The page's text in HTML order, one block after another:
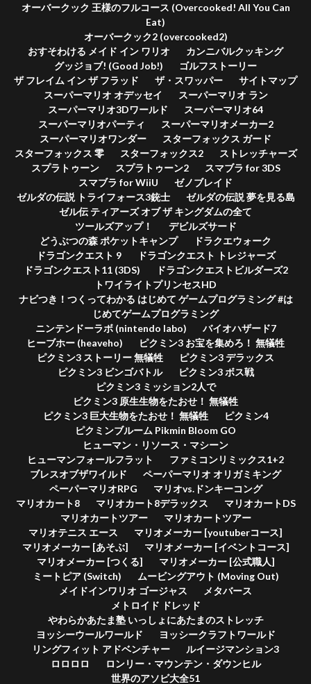
オーバークック 王様のフルコース (Overcooked! All You Can
Eat)
オーバークック2 (overcooked2)
おすそわける メイド イン ワリオ
カンニバルクッキング
グッジョブ! (Good Job!)
ゴルフストーリー
ザ フレイム イン ザ フラッド
ザ・スワッパー
サイトマップ
スーパーマリオ オデッセイ
スーパーマリオ ラン
スーパーマリオ3Dワールド
スーパーマリオ64
スーパーマリオパーティ
スーパーマリオメーカー2
スーパーマリオワンダー
スターフォックス ガード
スターフォックス 零
スターフォックス2
ストレッチャーズ
スプラトゥーン
スプラトゥーン2
スマブラ for 3DS
スマブラ for WiiU
ゼノブレイド
ゼルダの伝説 トライフォース3銃士
ゼルダの伝説 夢を見る島
ゼル伝 ティアーズ オブ ザ キングダムの全て
ツールズアップ！
デビルズサード
どうぶつの森 ポケットキャンプ
ドラクエウォーク
ドラゴンクエスト 9
ドラゴンクエスト トレジャーズ
ドラゴンクエスト11 (3DS)
ドラゴンクエストビルダーズ2
トワイライトプリンセスHD
ナビつき！つくってわかる はじめて ゲームプログラミング #は
じめてゲームプログラミング
ニンテンドーラボ (nintendo labo)
バイオハザード7
ヒーブホー (heaveho)
ピクミン3 お宝を集めろ！ 無犠牲
ピクミン3 ストーリー 無犠牲
ピクミン3 デラックス
ピクミン3 ビンゴバトル
ピクミン3 ボス戦
ピクミン3 ミッション2人で
ピクミン3 原生生物をたおせ！ 無犠牲
ピクミン3 巨大生物をたおせ！ 無犠牲
ピクミン4
ピクミンブルーム Pikmin Bloom GO
ヒューマン・リソース・マシーン
ヒューマンフォールフラット
ファミコンリミックス1+2
ブレスオブザワイルド
ペーパーマリオ オリガミキング
ペーパーマリオRPG
マリオvs.ドンキーコング
マリオカート8
マリオカート8デラックス
マリオカートDS
マリオカートツアー
マリオカートツアー
マリオテニス エース
マリオメーカー [youtuberコース]
マリオメーカー [あそぶ]
マリオメーカー [イベントコース]
マリオメーカー [つくる]
マリオメーカー [公式職人]
ミートピア (Switch)
ムービングアウト (Moving Out)
メイドインワリオ ゴージャス
メタバース
メトロイド ドレッド
やわらかあたま塾 いっしょにあたまのストレッチ
ヨッシーウールワールド
ヨッシークラフトワールド
リングフィット アドベンチャー
ルイージマンション3
ロロロロ
ロンリー・マウンテン・ダウンヒル
世界のアソビ大全51